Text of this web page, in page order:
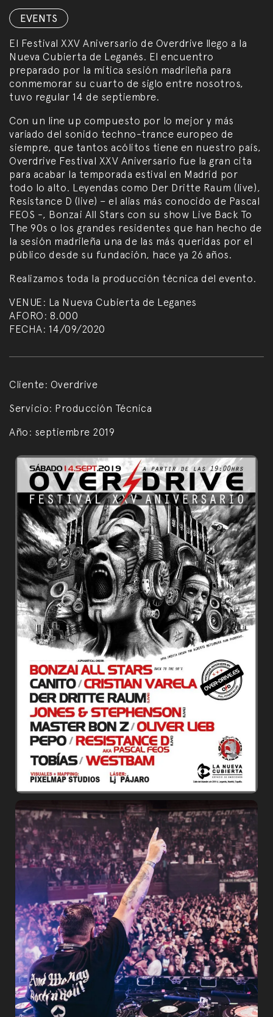
EVENTS
El Festival XXV Aniversario de Overdrive llego a la
Nueva Cubierta de Leganés. El encuentro
preparado por la mítica sesión madrileña para
conmemorar su cuarto de siglo entre nosotros,
tuvo regular 14 de septiembre.
Con un line up compuesto por lo mejor y más
variado del sonido techno-trance europeo de
siempre, que tantos acólitos tiene en nuestro país,
Overdrive Festival XXV Aniversario fue la gran cita
para acabar la temporada estival en Madrid por
todo lo alto. Leyendas como Der Dritte Raum (live),
Resistance D (live) – el alias más conocido de Pascal
FEOS -, Bonzai All Stars con su show Live Back To
The 90s o los grandes residentes que han hecho de
la sesión madrileña una de las más queridas por el
público desde su fundación, hace ya 26 años.
Realizamos toda la producción técnica del evento.
VENUE: La Nueva Cubierta de Leganes
AFORO: 8.000
FECHA: 14/09/2020
Cliente: Overdrive
Servicio: Producción Técnica
Año: septiembre 2019